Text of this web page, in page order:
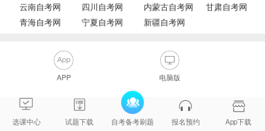
云南自考网
四川自考网 内蒙古自考网
甘肃自考网
青海自考网
宁夏自考网 新疆自考网
APP 电脑版
选课中心 试题下载 自考备考刷题 报名预约 App下载